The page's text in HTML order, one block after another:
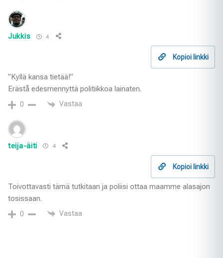
Jukkis 4
Kopioi linkki
”Kyllä kansa tietää!”
Erästå edesmennyttä politiikkoa lainaten.
0 Vastaa
teija-äiti 4
Kopioi linkki
Toivottavasti tämä tutkitaan ja poliisi ottaa maamme alasajon
tosissaan.
0 Vastaa